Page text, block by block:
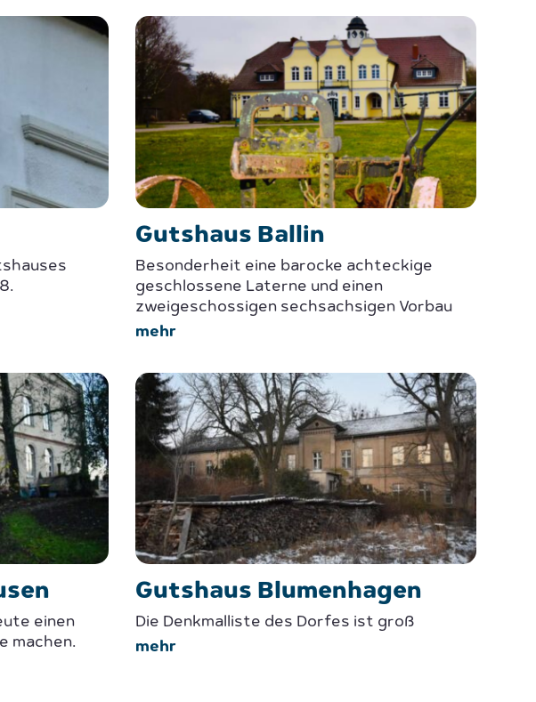
Gutshaus Ballin
Besonderheit eine barocke achteckige
geschlossene Laterne und einen
zweigeschossigen sechsachsigen Vorbau
mehr
einen
machen.
Gutshaus Blumenhagen
Die Denkmalliste des Dorfes ist groß
mehr